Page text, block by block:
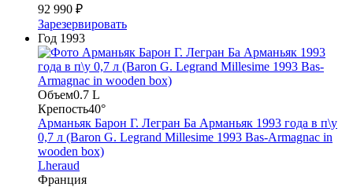
92 990 ₽
Зарезервировать
Год 1993
Объем0.7 L
Крепость40°
Арманьяк Барон Г. Легран Ба Арманьяк 1993 года в п\у
0,7 л (Baron G. Legrand Millesime 1993 Bas-Armagnac in
wooden box)
Lheraud
Франция